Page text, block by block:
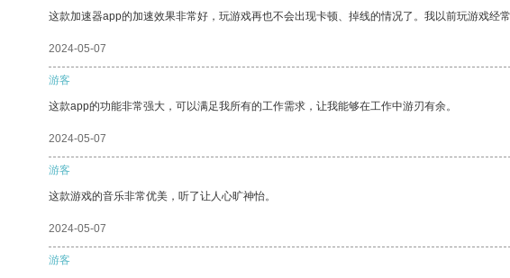
这款加速器app的加速效果非常好，玩游戏再也不会出现卡顿、掉线的情况了。我以前玩游戏经
2024-05-07
游客
这款app的功能非常强大，可以满足我所有的工作需求，让我能够在工作中游刃有余。
2024-05-07
游客
这款游戏的音乐非常优美，听了让人心旷神怡。
2024-05-07
游客